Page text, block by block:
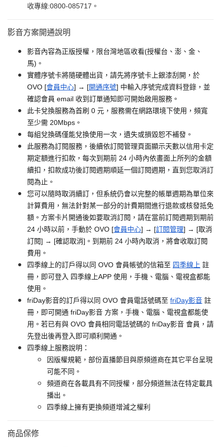
收專線:0800-085717。
影音方案開通說明
影音內容為正版授權，限台灣地區收看(授權台、澎、金、
馬)。
實體序號卡將隨硬體出貨，請先將序號卡上銀漆刮開，於
OVO [會員中心] → [開通序號] 中輸入序號完成資料登錄，並
確認會員 email 收到訂單通知即可開始啟用服務。
此卡兌換服務為首刷 0 元，服務需在網路環境下使用，頻寬
至少需 20Mbps。
每組兌換碼僅能兌換使用一次，遺失或損毀恕不補發。
此服務為訂閱服務，後續依訂閱管理頁面顯示天數以信用卡定
期定額進行扣款，每次到期前 24 小時內依畫面上所列的金額
續扣，扣款成功後訂閱週期順延一個訂閱週期，直到您取消訂
閱為止。
您可以隨時取消續訂，但系統仍會以完整的帳單週期為單位來
計算費用，無法針對某一部分的計費期間進行退款或核發抵免
額。方案卡片開通後如要取消訂閱，請在當前訂閱週期到期前
24 小時以前，手動於 OVO [會員中心] → [訂閱管理] → [取消
訂閱] → [確認取消]。到期前 24 小時內取消，將會收取訂閱
費用。
四季線上的訂戶得以同 OVO 會員帳號的信箱至 四季線上 註
冊，即可登入 四季線上APP 使用，手機、電腦、電視盒都能
使用。
friDay影音的訂戶得以同 OVO 會員電話號碼至 friDay影音 註
冊，即可開通 friDay影音 方案，手機、電腦、電視盒都能使
用。若已有與 OVO 會員相同電話號碼的 friDay影音 會員，請
先登出後再登入即可順利開通。
四季線上服務說明：
因版權規範，部份直播節目與原頻道商在其它平台呈現
可能不同。
頻道商在各載具有不同授權，部分頻道無法在特定載具
播出。
四季線上擁有更換頻道增減之權利
商品保修